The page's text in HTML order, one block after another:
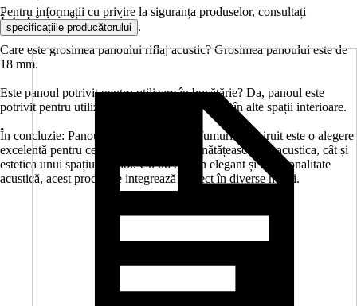
Întrebări și răspunsuri:
Care este grosimea panoului riflaj acustic? Grosimea panoului este de
18 mm.
Este panoul potrivit pentru utilizare în bucătărie? Da, panoul este
potrivit pentru utilizare în bucătărie, precum și în alte spații interioare.
În concluzie: Panoul riflaj acustic stejar fumuriu furniruit este o alegere
excelentă pentru cei care doresc să îmbunătățească atât acustica, cât și
estetica unui spațiu interior. Cu un design elegant și funcționalitate
acustică, acest produs se integrează perfect în diverse medii.
Pentru informații cu privire la siguranța produselor, consultați
specificațiile producătorului .